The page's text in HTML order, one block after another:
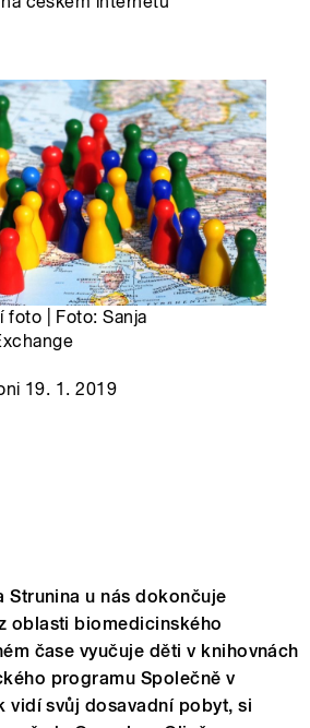
foto | Foto: Sanja
19. 1. 2019
Strunina u nás dokončuje
oblasti biomedicinského
čase vyučuje děti v knihovnách
programu Společně v
vidí svůj dosavadní pobyt, si